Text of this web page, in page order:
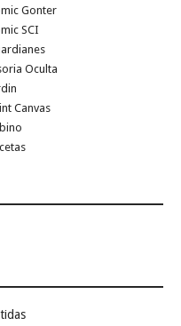
Gonter
SCI
Oculta
Canvas